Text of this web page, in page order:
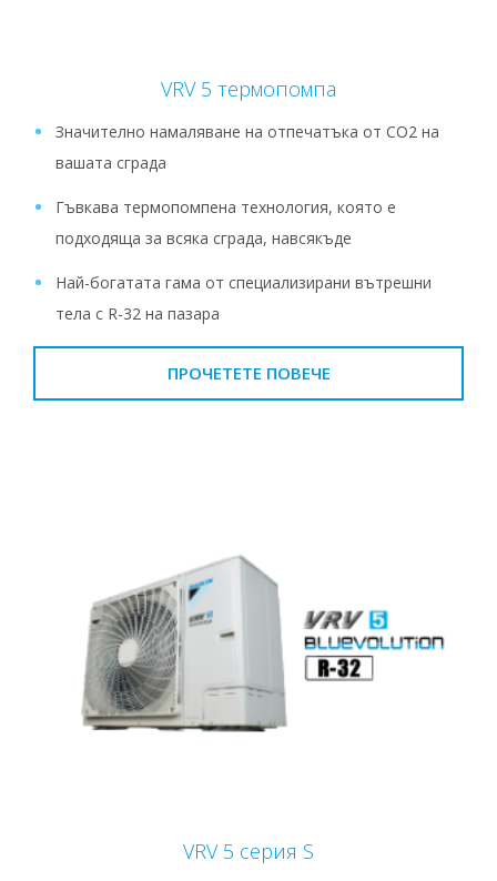
VRV 5 термопомпа
Значително намаляване на отпечатъка от CO2 на
вашата сграда
Гъвкава термопомпена технология, която е
подходяща за всяка сграда, навсякъде
Най-богатата гама от специализирани вътрешни
тела с R-32 на пазара
ПРОЧЕТЕТЕ ПОВЕЧЕ
VRV 5 серия S